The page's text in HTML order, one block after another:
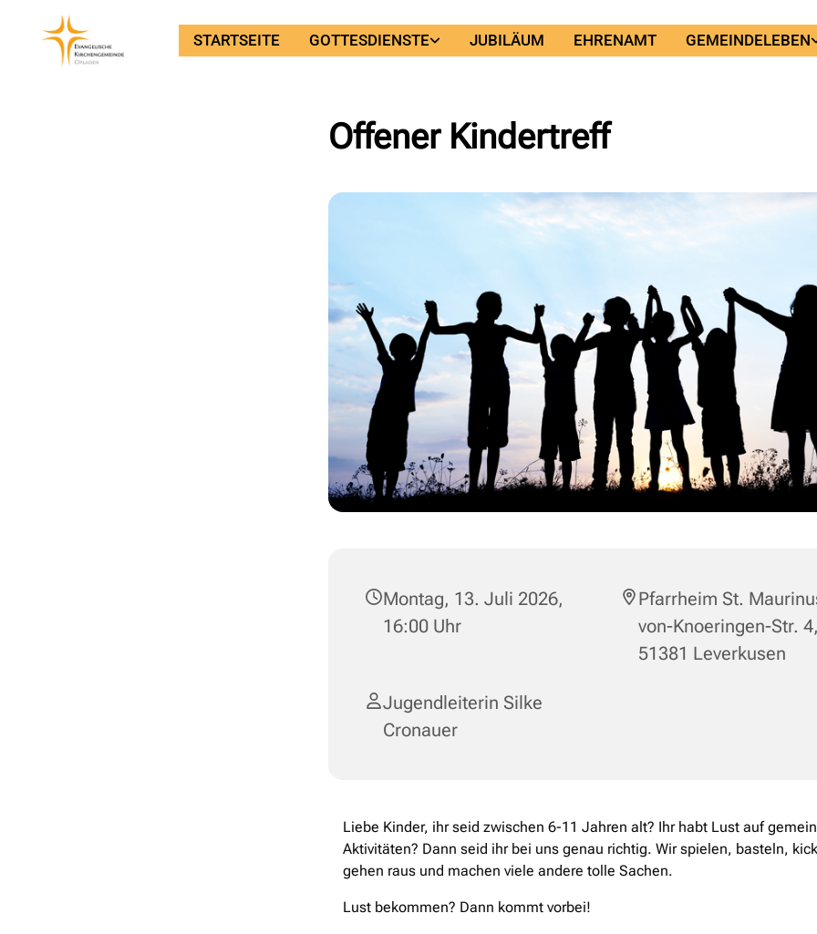
STARTSEITE GOTTESDIENSTE JUBILÄUM EHRENAMT GEMEINDELEBEN
Offener Kindertreff
Montag, 13. Juli 2026,
16:00 Uhr
Pfarrheim St.
von-Knoeringen-Str. 4,
51381 Leverkusen
Jugendleiterin Silke
Cronauer
Liebe Kinder, ihr seid zwischen 6-11 Jahren alt? Ihr habt Lust auf
Aktivitäten? Dann seid ihr bei uns genau richtig. Wir spielen, basteln,
gehen raus und machen viele andere tolle Sachen.
Lust bekommen? Dann kommt vorbei!